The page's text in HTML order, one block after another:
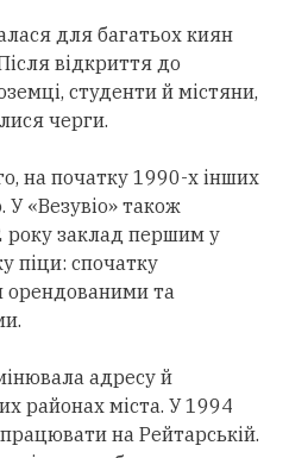
для багатьох киян
відкриття до
студенти й містяни,
черги.
на початку 1990-х інших
У «Везувіо» також
заклад першим у
піци: спочатку
орендованими та
адресу й
районах міста. У 1994
на Рейтарській.